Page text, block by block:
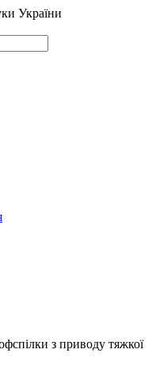
України
з приводу тяжкої